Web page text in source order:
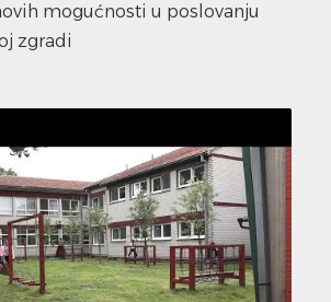
mogućnosti u poslovanju
zgradi